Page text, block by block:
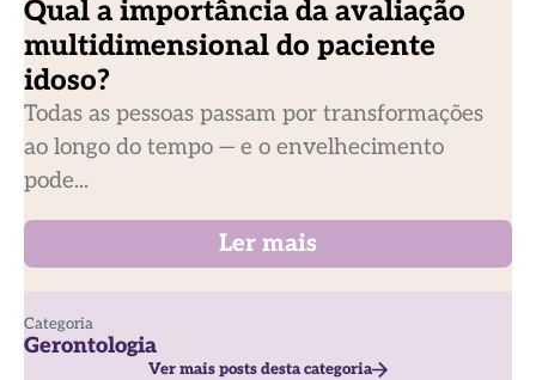
Qual a importância da avaliação
multidimensional do paciente
idoso?
Todas as pessoas passam por transformações
ao longo do tempo — e o envelhecimento
pode...
Ler mais
Categoria
Gerontologia
Ver mais posts desta categoria